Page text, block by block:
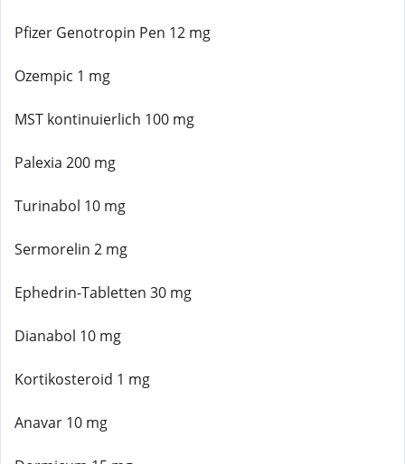
Pfizer Genotropin Pen 12 mg
Ozempic 1 mg
MST kontinuierlich 100 mg
Palexia 200 mg
Turinabol 10 mg
Sermorelin 2 mg
Ephedrin-Tabletten 30 mg
Dianabol 10 mg
Kortikosteroid 1 mg
Anavar 10 mg